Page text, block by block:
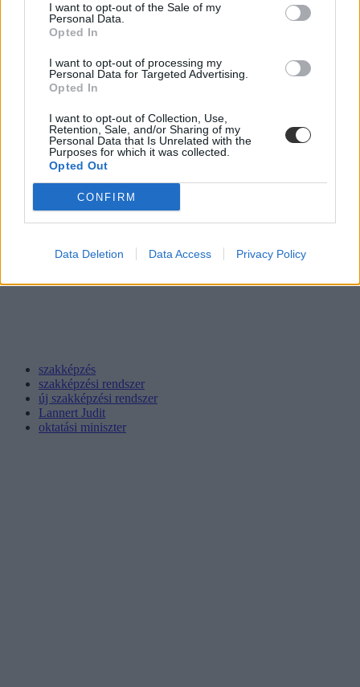
I want to opt-out of the Sale of my
Personal Data.
Opted In
I want to opt-out of processing my
Personal Data for Targeted Advertising.
Opted In
I want to opt-out of Collection, Use,
Retention, Sale, and/or Sharing of my
Personal Data that Is Unrelated with the
Purposes for which it was collected.
Opted Out
CONFIRM
Data Deletion Data Access Privacy Policy
A magyar szakképzés és felnőttképzés ma „nem a jövőt szolgálja,
szerint a rendszer széttöredezett, túlzottan központosított, és nem
reagál érdemben a 21. század munkaerőpiaci kihívásaira.
szakképzés
szakképzési rendszer
új szakképzési rendszer
Lannert Judit
oktatási miniszter